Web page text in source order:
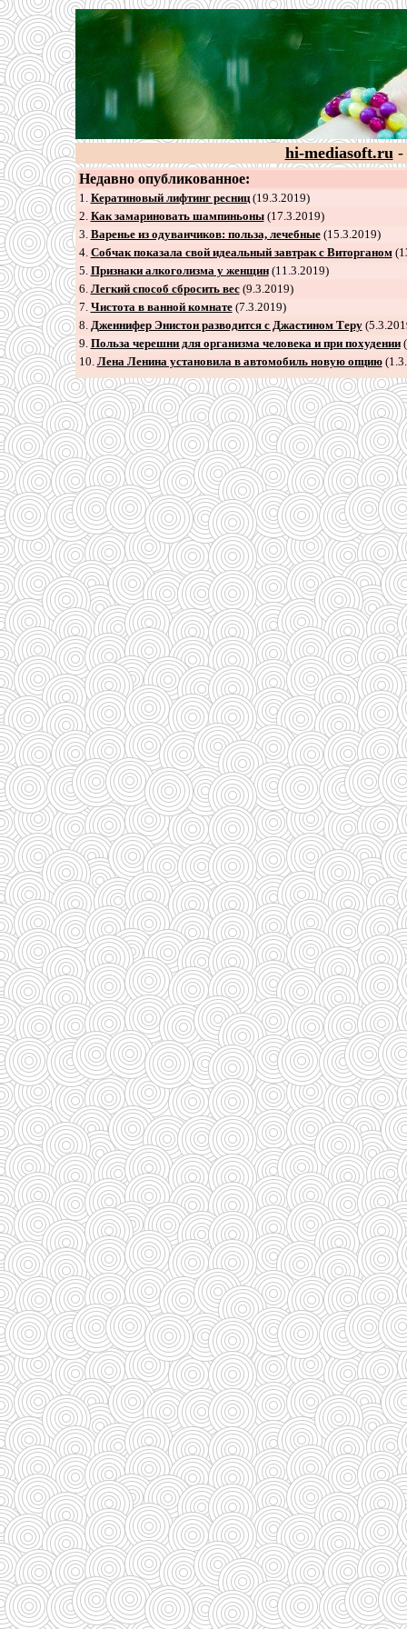
hi-mediasoft.ru-
Недавно опубликованное:
1. Кератиновый лифтинг ресниц(19.3.2019)
2. Как замариновать шампиньоны(17.3.2019)
3. Варенье из одуванчиков: польза, лечебные(15.3.2019)
4. Собчак показала свой идеальный завтрак с Виторганом
5. Признаки алкоголизма у женщин(11.3.2019)
6. Легкий способ сбросить вес(9.3.2019)
7. Чистота в ванной комнате(7.3.2019)
8. Дженнифер Энистон разводится с Джастином Теру
9. Польза черешни для организма человека и при похудении
10. Лена Ленина установила в автомобиль новую опцию